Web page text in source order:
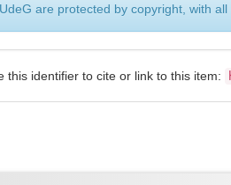
are protected by copyright, with
this identifier to cite or link to this item: